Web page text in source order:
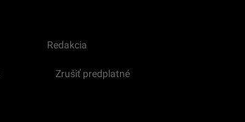
Redakcia
Zrušiť predplatné